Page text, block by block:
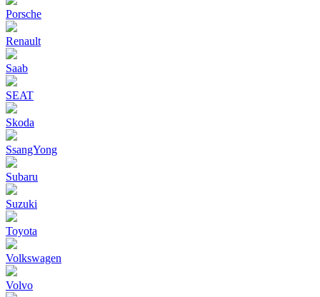
Porsche
Renault
Saab
SEAT
Skoda
SsangYong
Subaru
Suzuki
Toyota
Volkswagen
Volvo